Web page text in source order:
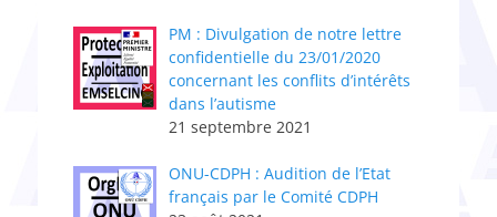
PM : Divulgation de notre lettre
confidentielle du 23/01/2020
concernant les conflits d’intérêts
dans l’autisme
21 septembre 2021
ONU-CDPH : Audition de l’Etat
français par le Comité CDPH